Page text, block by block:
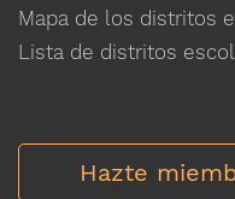
Mapa de los distritos
Lista de distritos
Hazte